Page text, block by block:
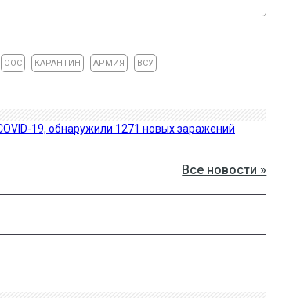
ООС КАРАНТИН АРМИЯ ВСУ
19, обнаружили 1271 новых заражений
Все новости »